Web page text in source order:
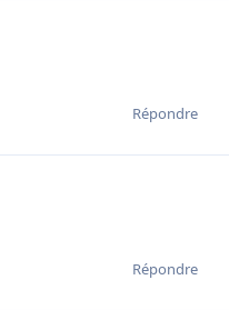
Répondre
Répondre